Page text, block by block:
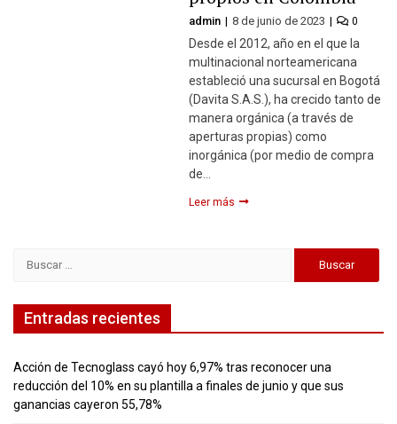
admin 8 de junio de 2023 0
Desde el 2012, año en el que la
multinacional norteamericana
estableció una sucursal en Bogotá
(Davita S.A.S.), ha crecido tanto de
manera orgánica (a través de
aperturas propias) como
inorgánica (por medio de compra
de…
Leer más
Entradas recientes
Acción de Tecnoglass cayó hoy 6,97% tras reconocer una
reducción del 10% en su plantilla a finales de junio y que sus
ganancias cayeron 55,78%